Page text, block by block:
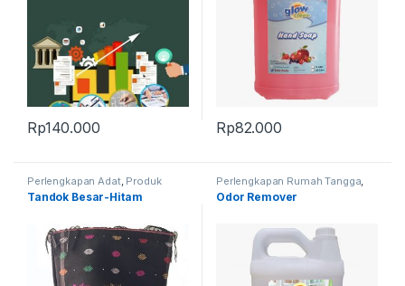
Rp140.000 Rp82.000
Perlengkapan Adat, Produk
Terbaru, Tandok
Tandok Besar-Hitam
Perlengkapan Rumah Tangga
Produk Terbaru
Odor Remover